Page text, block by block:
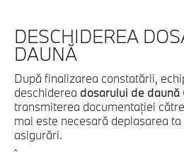
DESCHIDEREA
DAUNĂ
După finalizarea constatării,
deschiderea dosarului de daună
transmiterea documentației
mai este necesară deplasarea
asigurări.